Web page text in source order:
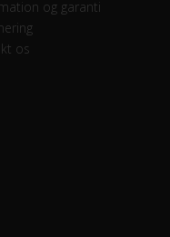
og garanti
os